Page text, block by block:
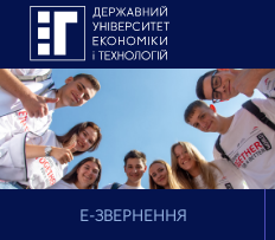
E-ЗВЕРНЕННЯ